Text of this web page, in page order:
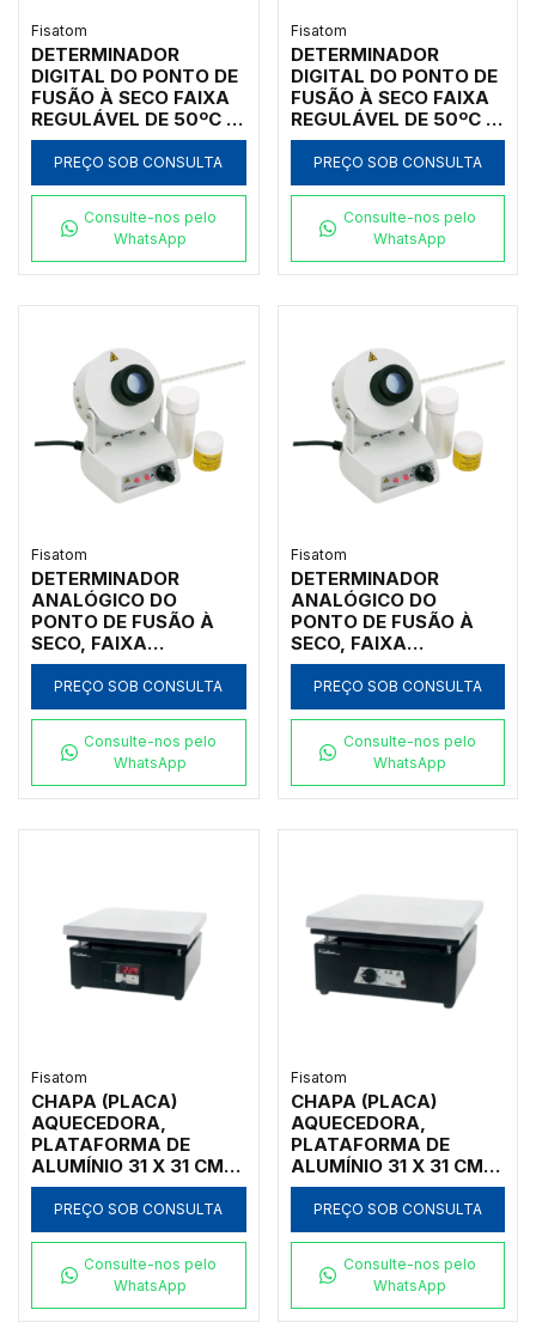
Fisatom
DETERMINADOR
DIGITAL DO PONTO DE
FUSÃO À SECO FAIXA
REGULÁVEL DE 50ºC A
300ºC COM LENTE DE
AUMENTO 4X,
CAPACIDADE PARA 3
220V - MODELO
PREÇO SOB CONSULTA
Consulte-nos pelo
WhatsApp
Fisatom
DETERMINADOR
DIGITAL DO PONTO DE
FUSÃO À SECO FAIXA
REGULÁVEL DE 50ºC A
300ºC COM LENTE DE
AUMENTO 4X,
CAPACIDADE PARA 3
110V - MODELO 0431D1
PREÇO SOB CONSULTA
Consulte-nos pelo
WhatsApp
Fisatom
DETERMINADOR
ANALÓGICO DO
PONTO DE FUSÃO À
SECO, FAIXA
REGULÁVEL DE 50°C A
300°C, COM LENTE DE
AUMENTO 4X,
TUBOS CAPILARES,
220V - MODELO
004312
PREÇO SOB CONSULTA
Consulte-nos pelo
WhatsApp
Fisatom
DETERMINADOR
ANALÓGICO DO
PONTO DE FUSÃO À
SECO, FAIXA
REGULÁVEL DE 50°C A
300°C, COM LENTE DE
AUMENTO 4X,
TUBOS CAPILARES,
110V - MODELO 004311
PREÇO SOB CONSULTA
Consulte-nos pelo
WhatsApp
Fisatom
CHAPA (PLACA)
AQUECEDORA,
PLATAFORMA DE
ALUMÍNIO 31 X 31 CM,
AQUECIMENTO DE
50°C A 360°C,
TERMOSTATO
MODELO 0509D2
PREÇO SOB CONSULTA
Consulte-nos pelo
WhatsApp
Fisatom
CHAPA (PLACA)
AQUECEDORA,
PLATAFORMA DE
ALUMÍNIO 31 X 31 CM,
AQUECIMENTO DE
50°C A 360°C,
TERMOSTATO
MODELO 005092
PREÇO SOB CONSULTA
Consulte-nos pelo
WhatsApp